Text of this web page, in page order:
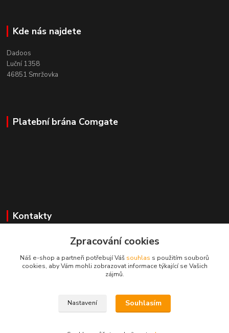
Kde nás najdete
Dadoos
Luční 1358
46851 Smržovka
Platební brána Comgate
Kontakty
Mgr. Darina Janoušková
Dadoos 2025
Zpracování cookies
Náš e-shop a partneři potřebují Váš souhlas s použitím souborů
cookies, aby Vám mohli zobrazovat informace týkající se Vašich
zájmů.
Nastavení Souhlasím